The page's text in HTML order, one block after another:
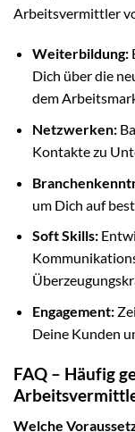
Arbeitsvermittler
Weiterbildung:
Dich über die
dem
Netzwerken:
Kontakte zu
um Dich auf
Soft Skills:
Engagement:
Deine Kunden
FAQ – Häufig
Welche